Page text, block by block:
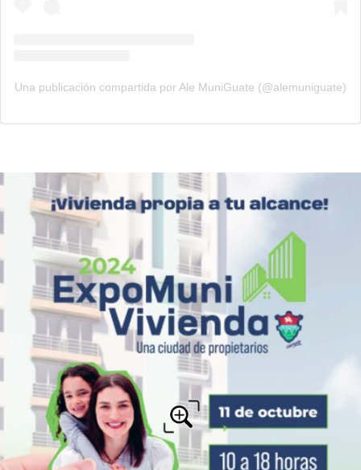
Una publicación compartida por Ale MuniGuate (@alemuniguate)